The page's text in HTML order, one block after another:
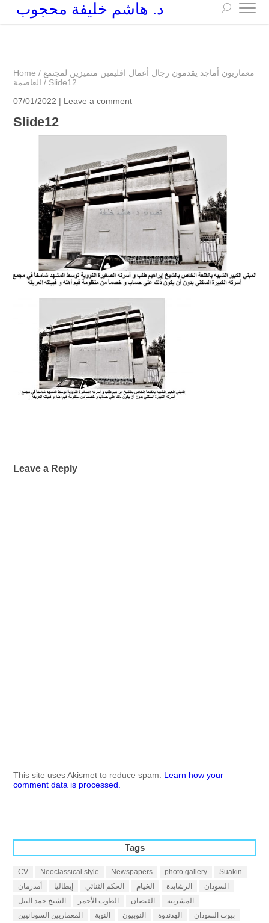
د. هاشم خليفة محجوب
Home / معماريون أماجد يقدمون رجال أعمال اقليمين متميزين لمجتمع
العاصمة / Slide12
07/01/2022 | Leave a comment
Slide12
Leave a Reply
This site uses Akismet to reduce spam. Learn how your
comment data is processed.
Tags
CV Neoclassical style Newspapers photo gallery
Suakin
أمدرمان
إيطاليا الحكم الثنائي الخيام الرشايدة
السودان
الشيخ حمد النيل
الطوب الأحمر الفيضان
المشربية
المعماريين السودانيين
النوبة النوبيون الهدندوة
بيوت السودان